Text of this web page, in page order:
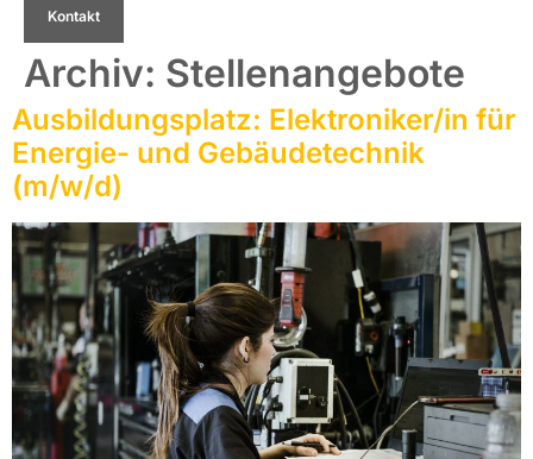
Kontakt
Archiv: Stellenangebote
Ausbildungsplatz: Elektroniker/in für
Energie- und Gebäudetechnik
(m/w/d)